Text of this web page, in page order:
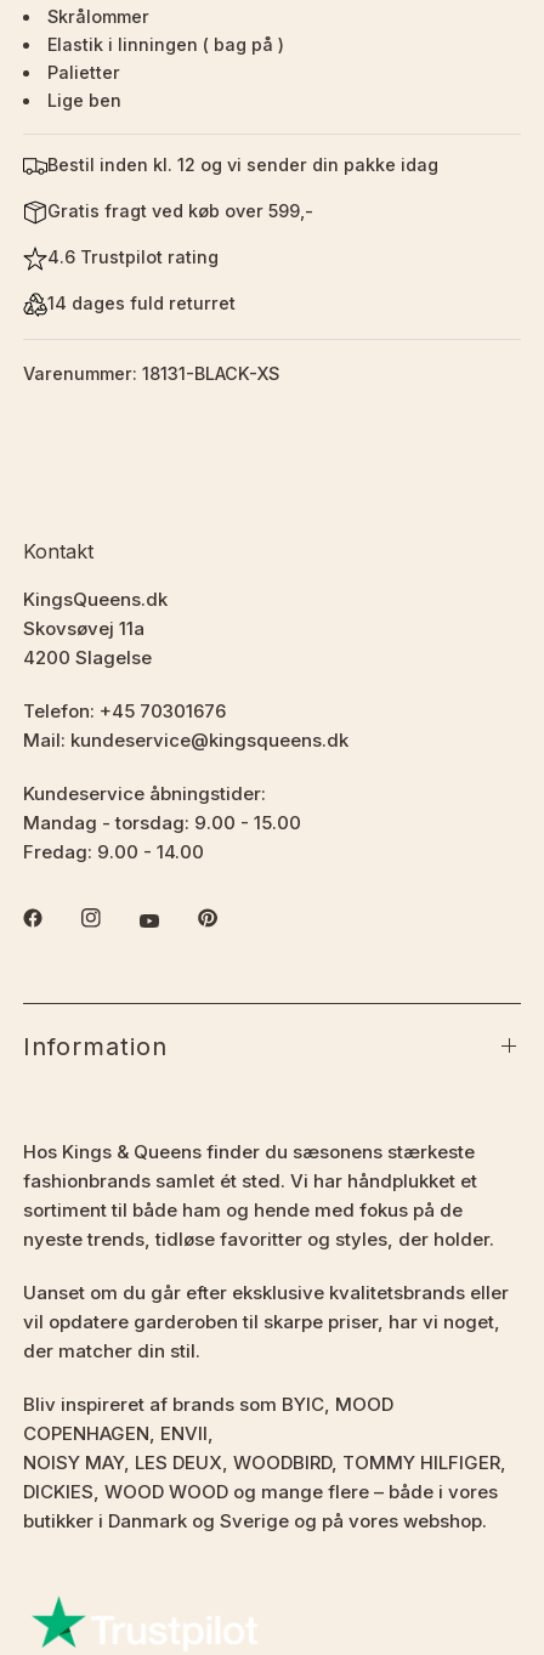
Skrålommer
Elastik i linningen ( bag på )
Palietter
Lige ben
Bestil inden kl. 12 og vi sender din pakke idag
Gratis fragt ved køb over 599,-
4.6 Trustpilot rating
14 dages fuld returret
Varenummer: 18131-BLACK-XS
Kontakt
KingsQueens.dk
Skovsøvej 11a
4200 Slagelse
Telefon: +45 70301676
Mail: kundeservice@kingsqueens.dk
Kundeservice åbningstider:
Mandag - torsdag: 9.00 - 15.00
Fredag: 9.00 - 14.00
Information
Hos Kings & Queens finder du sæsonens stærkeste
fashionbrands samlet ét sted. Vi har håndplukket et
sortiment til både ham og hende med fokus på de
nyeste trends, tidløse favoritter og styles, der holder.
Uanset om du går efter eksklusive kvalitetsbrands eller
vil opdatere garderoben til skarpe priser, har vi noget,
der matcher din stil.
Bliv inspireret af brands som BYIC, MOOD
COPENHAGEN, ENVII,
NOISY MAY, LES DEUX, WOODBIRD, TOMMY HILFIGER,
DICKIES, WOOD WOOD og mange flere – både i vores
butikker i Danmark og Sverige og på vores webshop.